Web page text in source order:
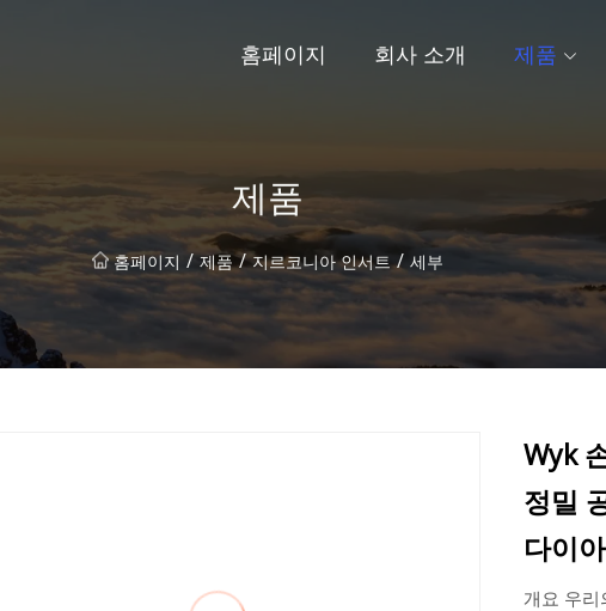
홈페이지 회사 소개 제품
제품
홈페이지 / 제품 / 지르코니아 인서트 / 세부
Wyk
정밀
다이
개요 우리